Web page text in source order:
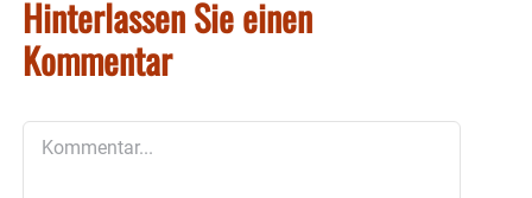
Hinterlassen Sie einen
Kommentar